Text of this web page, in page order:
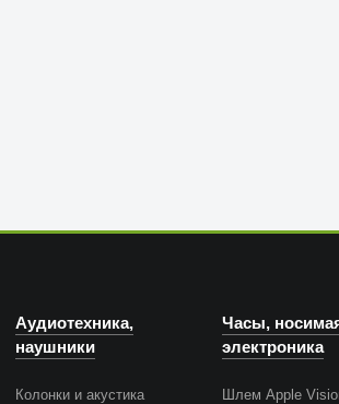
Аудиотехника,
наушники
Колонки и акустика
Часы,
электроника
Шлем Apple